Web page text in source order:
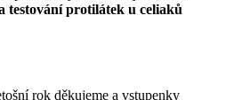
testování protilátek u celiaků
rok děkujeme a vstupenky